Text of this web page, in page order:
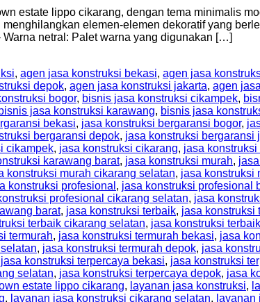
estate lippo cikarang, dengan tema minimalis
elemen-elemen dekoratif yang
netral: Palet warna yang digunakan […]
, agen jasa konstruksi bekasi, agen jasa
depok, agen jasa konstruksi jakarta, agen
bogor, bisnis jasa konstruksi cikampek,
bisnis jasa konstruksi karawang, bisnis jasa
bekasi, jasa konstruksi bergaransi bogor,
bergaransi depok, jasa konstruksi bergaransi
cikampek, jasa konstruksi cikarang, jasa
karawang barat, jasa konstruksi murah,
konstruksi murah cikarang selatan, jasa konstruksi
konstruksi profesional , jasa konstruksi profesional
profesional cikarang selatan, jasa
barat, jasa konstruksi terbaik, jasa konstruksi
terbaik cikarang selatan, jasa konstruksi
termurah, jasa konstruksi termurah bekasi, jasa
, jasa konstruksi termurah depok, jasa
jasa konstruksi terpercaya bekasi, jasa konstruksi
selatan, jasa konstruksi terpercaya depok, jasa
estate lippo cikarang, layanan jasa konstruksi,
, layanan jasa konstruksi cikarang selatan, layanan